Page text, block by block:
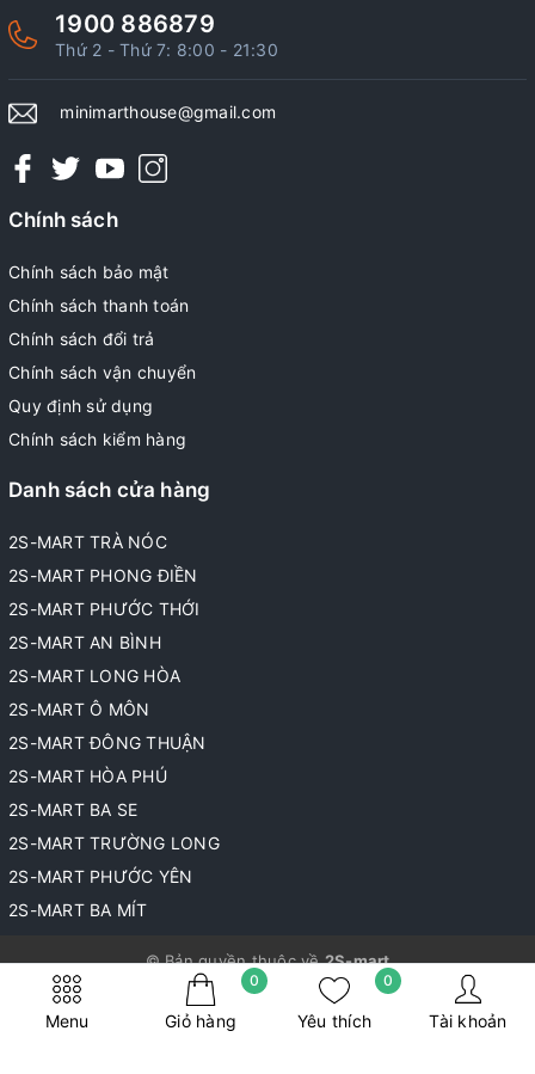
Menu Giỏ hàng
0
Yêu thích
0
Tài khoản
1900 886879
Thứ 2 - Thứ 7: 8:00 - 21:30
minimarthouse@gmail.com
Chính sách
Chính sách bảo mật
Chính sách thanh toán
Chính sách đổi trả
Chính sách vận chuyển
Quy định sử dụng
Chính sách kiểm hàng
Danh sách cửa hàng
2S-MART TRÀ NÓC
2S-MART PHONG ĐIỀN
2S-MART PHƯỚC THỚI
2S-MART AN BÌNH
2S-MART LONG HÒA
2S-MART Ô MÔN
2S-MART ĐÔNG THUẬN
2S-MART HÒA PHÚ
2S-MART BA SE
2S-MART TRƯỜNG LONG
2S-MART PHƯỚC YÊN
2S-MART BA MÍT
© Bản quyền thuộc về2S-mart
Cung cấp bởi
Sapo